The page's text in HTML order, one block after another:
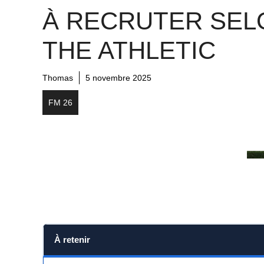
À RECRUTER
THE ATHLETIC
Thomas 5 novembre 2025
FM 26
À retenir